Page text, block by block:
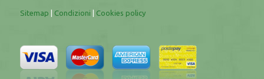
Sitemap Condizioni Cookies policy